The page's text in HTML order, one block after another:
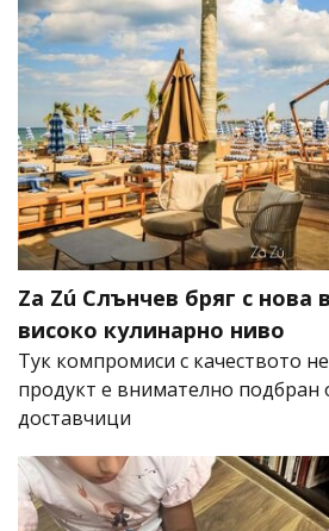
Za Zú Слънчев бряг с
високо кулинарно ниво
Тук компромиси с качеството
продукт е внимателно подбран
доставчици